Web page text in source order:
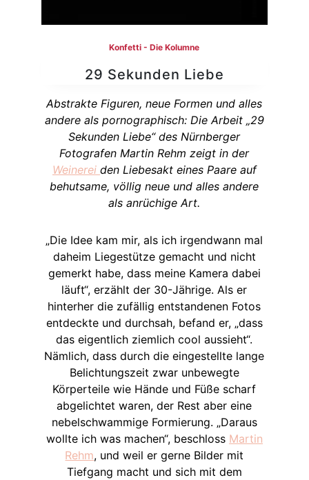
Konfetti - Die Kolumne
29 Sekunden Liebe
Abstrakte Figuren, neue Formen und alles
andere als pornographisch: Die Arbeit „29
Sekunden Liebe“ des Nürnberger
Fotografen Martin Rehm zeigt in der
Weinerei den Liebesakt eines Paare auf
behutsame, völlig neue und alles andere
als anrüchige Art.
„Die Idee kam mir, als ich irgendwann mal
daheim Liegestütze gemacht und nicht
gemerkt habe, dass meine Kamera dabei
läuft“, erzählt der 30-Jährige. Als er
hinterher die zufällig entstandenen Fotos
entdeckte und durchsah, befand er, „dass
das eigentlich ziemlich cool aussieht“.
Nämlich, dass durch die eingestellte lange
Belichtungszeit zwar unbewegte
Körperteile wie Hände und Füße scharf
abgelichtet waren, der Rest aber eine
nebelschwammige Formierung. „Daraus
wollte ich was machen“, beschloss Martin
Rehm, und weil er gerne Bilder mit
Tiefgang macht und sich mit dem